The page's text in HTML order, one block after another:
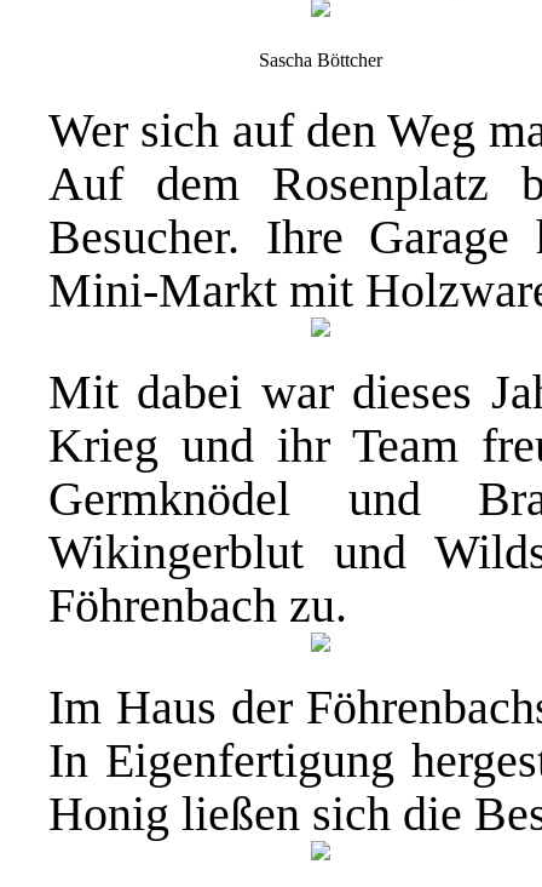
Sascha Böttcher
Wer sich auf den Weg
Auf dem Rosenplatz
Besucher. Ihre
Mini-Markt mit
Mit dabei war dieses
Krieg und ihr Team
Germknödel und
Wikingerblut und
Föhrenbach zu.
Im Haus der
In Eigenfertigung
Honig ließen sich die